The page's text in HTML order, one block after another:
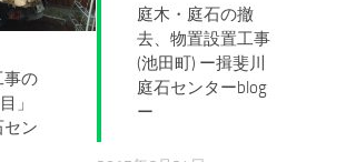
事の
」
セン
庭木・庭石の撤
去、物置設置工事
(池田町) ー揖斐川
庭石センターblog
ー